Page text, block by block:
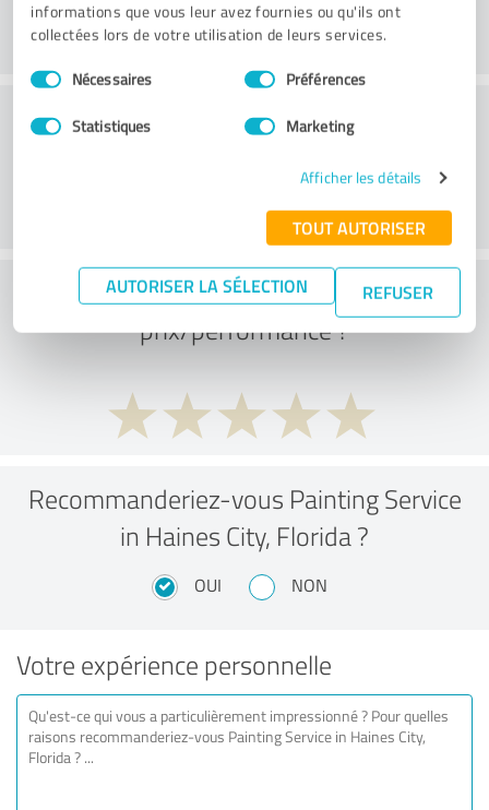
informations que vous leur avez fournies ou qu'ils ont
collectées lors de votre utilisation de leurs services.
Sélection
du
Nécessaires Préférences
Statistiques Marketing
Afficher les détails
TOUT AUTORISER
AUTORISER LA SÉLECTION REFUSER
Service à la clientèle
Que pensez-vous du rapport
prix/performance ?
Recommanderiez-vous Painting Service
in Haines City, Florida ?
OUI NON
Votre expérience personnelle